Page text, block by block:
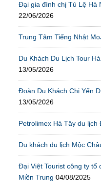
Đại gia đình chị Tú Lệ Hà
22/06/2026
Trung Tâm Tiếng Nhật
Du Khách Du Lịch Tour
13/05/2026
Đoàn Du Khách Chị Yến
13/05/2026
Petrolimex Hà Tây du lịch
Du khách du lịch Mộc
Đại Việt Tourist công ty tổ
Miền Trung 04/08/2025